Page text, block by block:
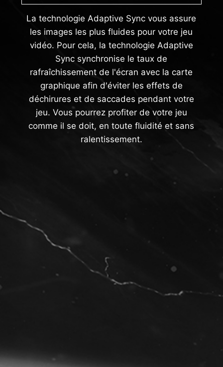
La technologie Adaptive Sync vous assure
les images les plus fluides pour votre jeu
vidéo. Pour cela, la technologie Adaptive
Sync synchronise le taux de
rafraîchissement de l'écran avec la carte
graphique afin d'éviter les effets de
déchirures et de saccades pendant votre
jeu. Vous pourrez profiter de votre jeu
comme il se doit, en toute fluidité et sans
ralentissement.